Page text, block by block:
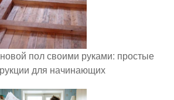
пол своими руками: простые
для начинающих